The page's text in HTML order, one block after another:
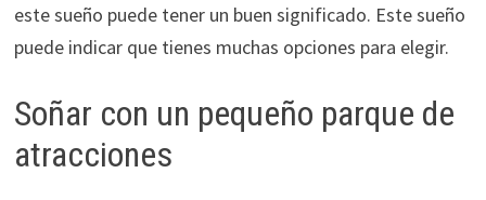
este sueño puede tener un buen significado. Este sueño
puede indicar que tienes muchas opciones para elegir.
Soñar con un pequeño parque de
atracciones